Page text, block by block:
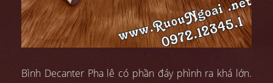
Bình Decanter Pha lê có phần đáy phình ra khá lớn.